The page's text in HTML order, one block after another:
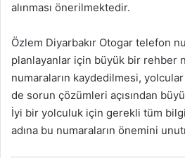
alınması önerilmektedir.
Özlem Diyarbakır Otogar telefon
planlayanlar için büyük bir rehber
numaraların kaydedilmesi,
de sorun çözümleri açısından
İyi bir yolculuk için gerekli tüm
adına bu numaraların önemini